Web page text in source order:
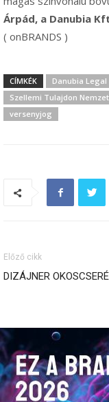
Árpád, a Danubia
( onBRANDS )
CÍMKÉK Danubia Legal
Szellemi Tulajdon
versenyjog
Előző cikk
DIZÁJNER